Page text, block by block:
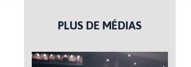
PLUS DE MÉDIAS